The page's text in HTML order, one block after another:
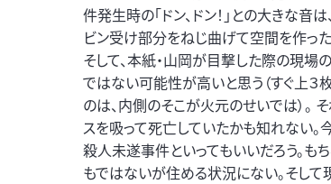
件発生時の「ドン、ドン！」との大きな
ビン受け部分をねじ曲げて空間を作っ
そして、本紙・山岡が目撃した際の現
ではない可能性が高いと思う（すぐ上
のは、内側のそこが火元のせいでは）。
スを吸って死亡していたかも知れない
殺人未遂事件といってもいいだろう。も
もではないが住める状況にない。そし